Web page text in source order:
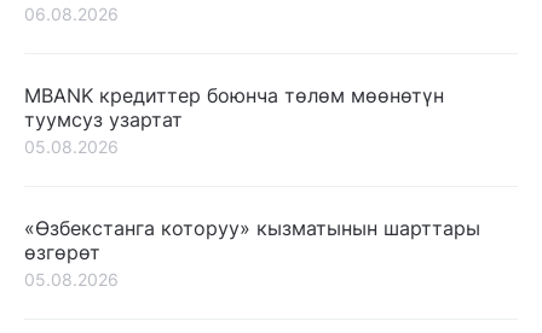
06.08.2026
MBANK кредиттер боюнча төлөм мөөнөтүн
туумсуз узартат
05.08.2026
«Өзбекстанга которуу» кызматынын шарттары
өзгөрөт
05.08.2026